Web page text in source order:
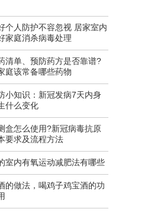
个人防护不容忽视 居家室内
家庭消杀病毒处理
清单、预防药方是否靠谱?
庭该常备哪些药物
小知识：新冠发病7天内身
什么变化
盒怎么使用?新冠病毒抗原
要求及流程方法
室内有氧运动减肥法有哪些
的做法，喝鸡子鸡宝酒的功